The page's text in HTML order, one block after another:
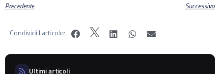
Precedente Successivo
Condividi l'articolo:
Ultimi articoli